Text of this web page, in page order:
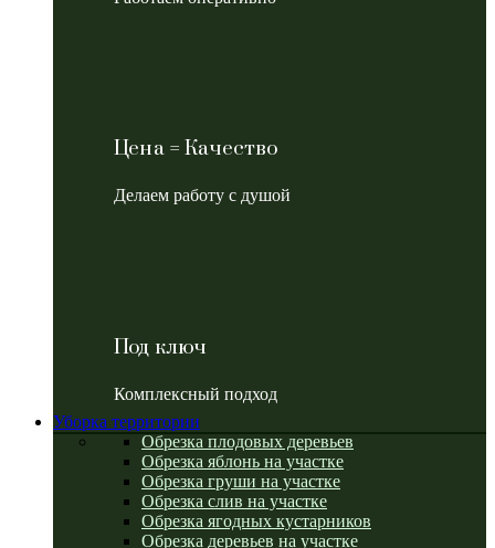
Цена = Качество
Делаем работу с душой
Под ключ
Комплексный подход
Уборка территории
Обрезка плодовых деревьев
Обрезка яблонь на участке
Обрезка груши на участке
Обрезка слив на участке
Обрезка ягодных кустарников
Обрезка деревьев на участке